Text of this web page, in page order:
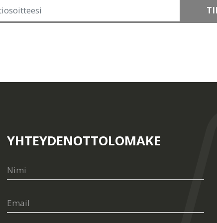
YHTEYDENOTTOLOMAKE